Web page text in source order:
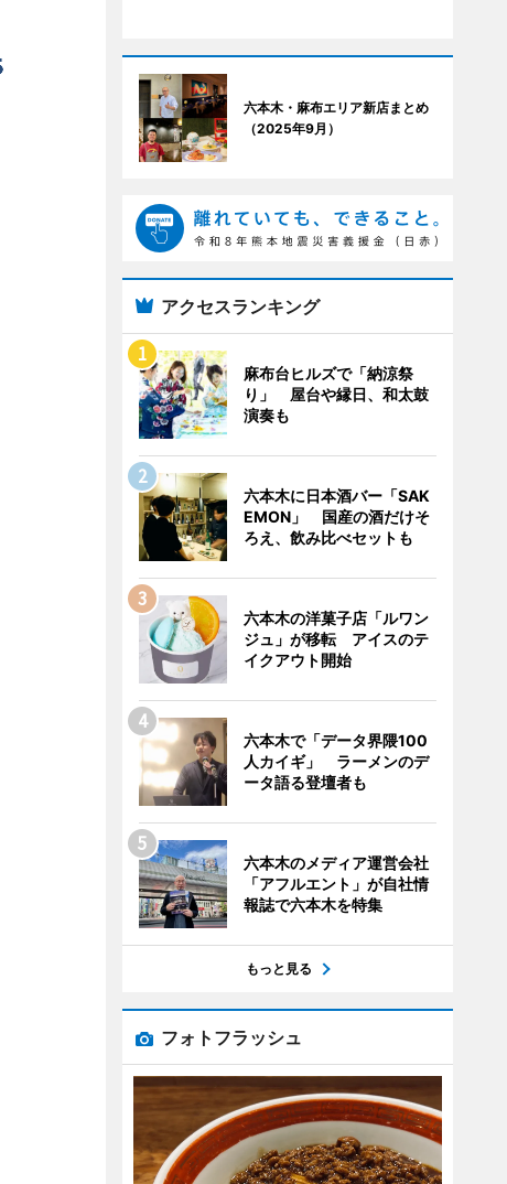
六本木・麻布エリア新店まとめ
（2025年9月）
アクセスランキング
麻布台ヒルズで「納涼祭
り」 屋台や縁日、和太鼓
演奏も
六本木に日本酒バー「SAK
EMON」 国産の酒だけそ
ろえ、飲み比べセットも
六本木の洋菓子店「ルワン
ジュ」が移転 アイスのテ
イクアウト開始
六本木で「データ界隈100
人カイギ」 ラーメンのデ
ータ語る登壇者も
六本木のメディア運営会社
「アフルエント」が自社情
報誌で六本木を特集
もっと見る
フォトフラッシュ